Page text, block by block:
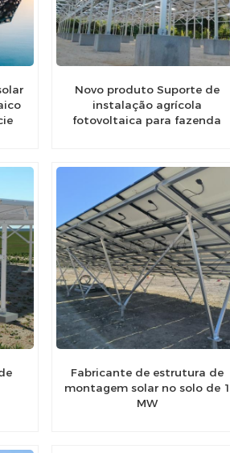
Novo produto Suporte de
instalação agrícola
fotovoltaica para fazenda
Fabricante de estrutura de
montagem solar no solo de 1
MW